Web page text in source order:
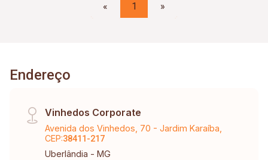
« 1 »
Endereço
Vinhedos Corporate
Avenida dos Vinhedos, 70 - Jardim Karaíba,
CEP:38411-217
Uberlândia - MG